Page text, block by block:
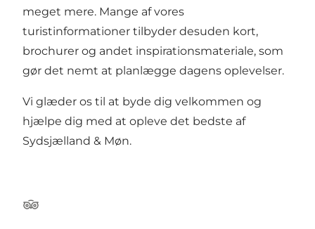
meget mere. Mange af vores
turistinformationer tilbyder desuden kort,
brochurer og andet inspirationsmateriale, som
gør det nemt at planlægge dagens oplevelser.
Vi glæder os til at byde dig velkommen og
hjælpe dig med at opleve det bedste af
Sydsjælland & Møn.
Tripadvisor